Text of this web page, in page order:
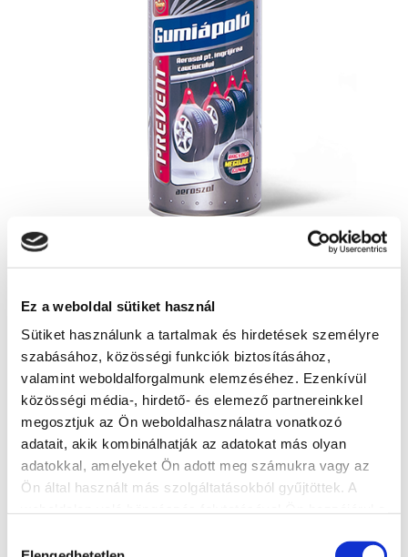
Ez a weboldal sütiket használ
Sütiket használunk a tartalmak és hirdetések személyre
szabásához, közösségi funkciók biztosításához,
valamint weboldalforgalmunk elemzéséhez. Ezenkívül
közösségi média-, hirdető- és elemező partnereinkkel
megosztjuk az Ön weboldalhasználatra vonatkozó
adatait, akik kombinálhatják az adatokat más olyan
adatokkal, amelyeket Ön adott meg számukra vagy az
Ön által használt más szolgáltatásokból gyűjtöttek. A